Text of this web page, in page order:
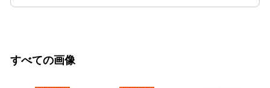
すべての画像